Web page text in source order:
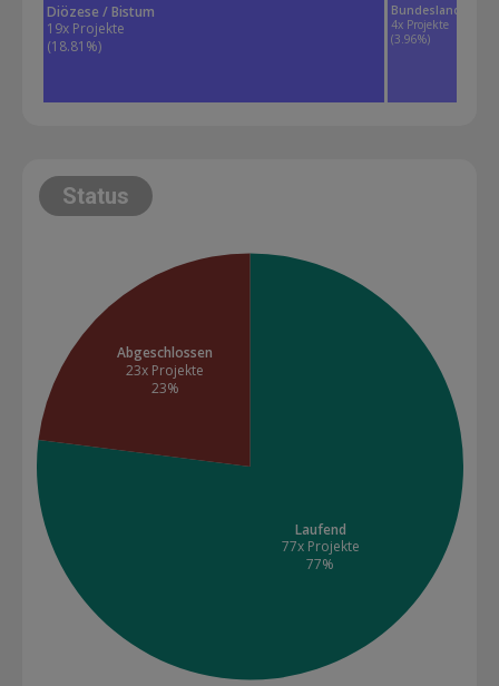
Diözese / Bistum
19x Projekte
(18.81%)
Bundesland
4x Projekte
(3.96%)
Status
Laufend
77x Projekte
77%
Abgeschlossen
23x Projekte
23%